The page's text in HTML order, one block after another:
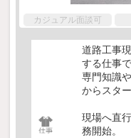
カジュアル面談可
道路工事
する仕事で
専門知識
からスタ
現場へ直
務開始。